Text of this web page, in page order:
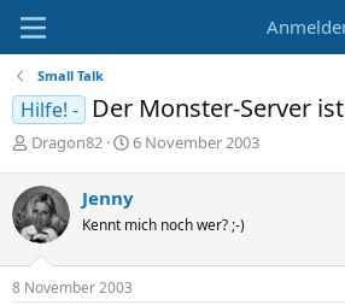
Small Talk
Hilfe! - Der Monster-Server
E
s
t
e
l
l
e
Dragon82
E
t
e
l
6 November 2003
Jenny
Kennt mich noch wer? ;-)
8 November 2003